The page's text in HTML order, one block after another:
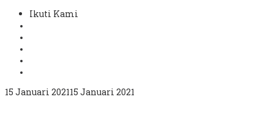
Ikuti Kami
15 Januari 202115 Januari 2021